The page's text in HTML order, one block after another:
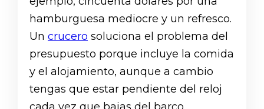
hamburguesa mediocre y un refresco.
Un crucero soluciona el problema del
presupuesto porque incluye la comida
y el alojamiento, aunque a cambio
tengas que estar pendiente del reloj